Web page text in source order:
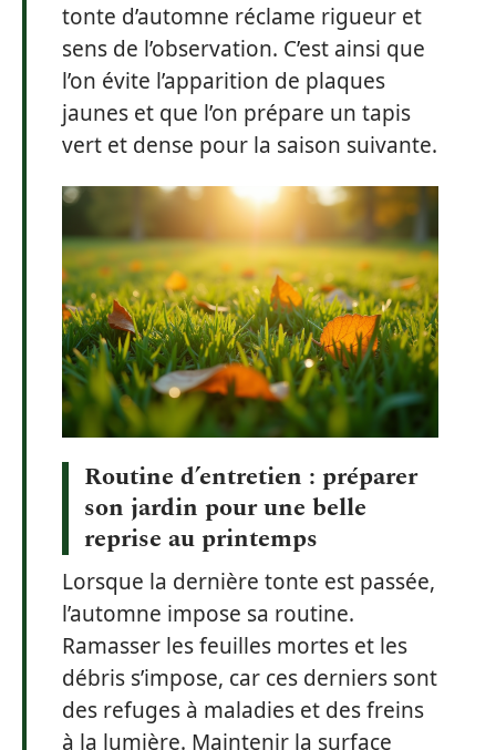
tonte d’automne réclame rigueur et
sens de l’observation. C’est ainsi que
l’on évite l’apparition de plaques
jaunes et que l’on prépare un tapis
vert et dense pour la saison suivante.
Routine d’entretien : préparer
son jardin pour une belle
reprise au printemps
Lorsque la dernière tonte est passée,
l’automne impose sa routine.
Ramasser les feuilles mortes et les
débris s’impose, car ces derniers sont
des refuges à maladies et des freins
à la lumière. Maintenir la surface